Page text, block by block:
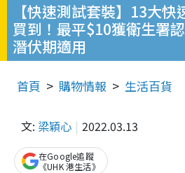
【快速測試套裝】13大
買到！最平$10獲衛生署
潛伏期適用
首頁 購物情報 生活百貨
文: 梁穎心 2022.03.13
在Google追蹤
《UHK 港生活》